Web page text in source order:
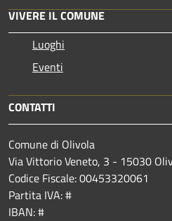
VIVERE IL COMUNE
Luoghi
Eventi
CONTATTI
Comune di Olivola
Via Vittorio Veneto, 3 - 15030
Codice Fiscale: 00453320061
Partita IVA: #
IBAN: #